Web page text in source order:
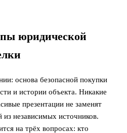
юридической
основа безопасной покупки
и истории объекта. Никакие
презентации не заменят
независимых источников.
на трёх вопросах: кто